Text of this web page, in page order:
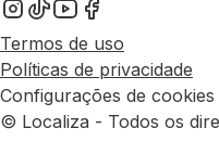
Termos de uso
Políticas de privacidade
Configurações de cookies
© Localiza - Todos os